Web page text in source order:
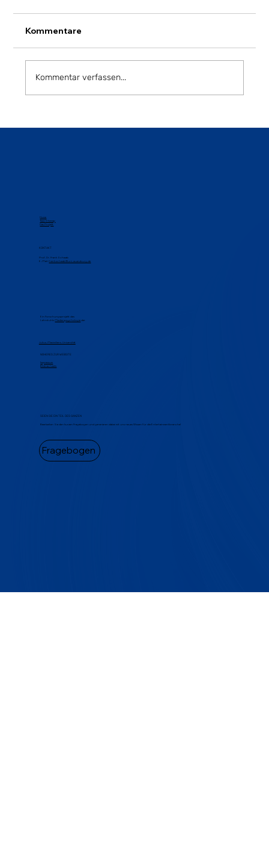
Kommentare
Kommentar verfassen...
Home
Team Sitemap
Das Projekt
KONTAKT
Prof. Dr. Frank Schwab
E-Mail:frank.schwab@uni-wuerzburg.de
Ein Forschungsprojekt des
LehrstuhlsMedienpsychologie der
Julius-Maximilians-Universität
NÄHERES ZUR WEBSITE
Impressum
Bildnachweis
SEIEN SIE EIN TEIL DES GANZEN
Bearbeiten Sie den kurzen Fragebogen und generieren dabei mit uns neues Wissen für die Entertainmentbranche!
Fragebogen